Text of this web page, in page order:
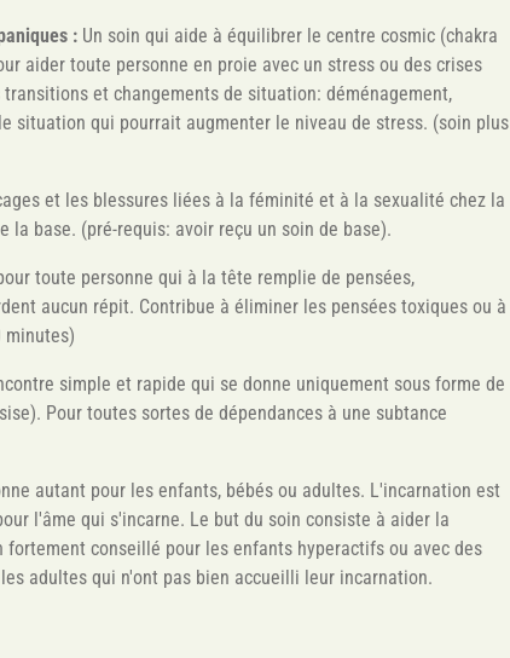
: Un soin qui aide à équilibrer le centre cosmic (chakra
aider toute personne en proie avec un stress ou des crises
et changements de situation: déménagement,
situation qui pourrait augmenter le niveau de stress. (soin plus
et les blessures liées à la féminité et à la sexualité chez la
la base. (pré-requis: avoir reçu un soin de base).
toute personne qui à la tête remplie de pensées,
aucun répit. Contribue à éliminer les pensées toxiques ou à
minutes)
simple et rapide qui se donne uniquement sous forme de
Pour toutes sortes de dépendances à une subtance
autant pour les enfants, bébés ou adultes. L'incarnation est
l'âme qui s'incarne. Le but du soin consiste à aider la
conseillé pour les enfants hyperactifs ou avec des
adultes qui n'ont pas bien accueilli leur incarnation.